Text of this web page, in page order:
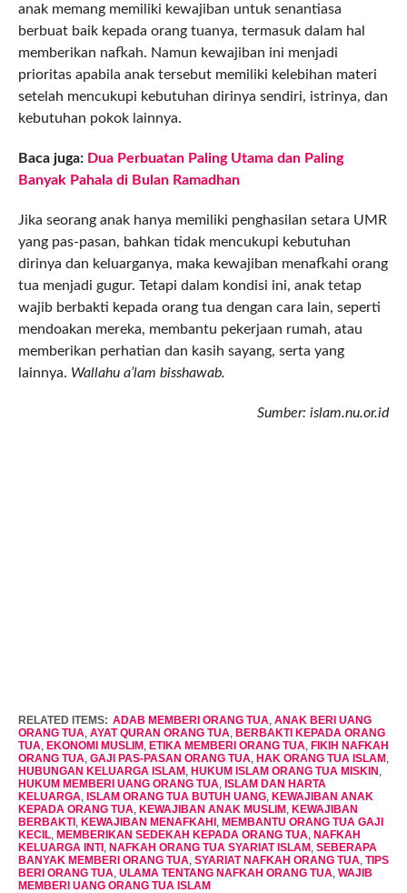
anak memang memiliki kewajiban untuk senantiasa
berbuat baik kepada orang tuanya, termasuk dalam hal
memberikan nafkah. Namun kewajiban ini menjadi
prioritas apabila anak tersebut memiliki kelebihan materi
setelah mencukupi kebutuhan dirinya sendiri, istrinya, dan
kebutuhan pokok lainnya.
Baca juga: Dua Perbuatan Paling Utama dan Paling
Banyak Pahala di Bulan Ramadhan
Jika seorang anak hanya memiliki penghasilan setara UMR
yang pas-pasan, bahkan tidak mencukupi kebutuhan
dirinya dan keluarganya, maka kewajiban menafkahi orang
tua menjadi gugur. Tetapi dalam kondisi ini, anak tetap
wajib berbakti kepada orang tua dengan cara lain, seperti
mendoakan mereka, membantu pekerjaan rumah, atau
memberikan perhatian dan kasih sayang, serta yang
lainnya. Wallahu a’lam bisshawab.
Sumber: islam.nu.or.id
RELATED ITEMS: ADAB MEMBERI ORANG TUA, ANAK BERI UANG
ORANG TUA, AYAT QURAN ORANG TUA, BERBAKTI KEPADA ORANG
TUA, EKONOMI MUSLIM , ETIKA MEMBERI ORANG TUA, FIKIH NAFKAH
ORANG TUA, GAJI PAS-PASAN ORANG TUA, HAK ORANG TUA ISLAM ,
HUBUNGAN KELUARGA ISLAM , HUKUM ISLAM ORANG TUA MISKIN ,
HUKUM MEMBERI UANG ORANG TUA, ISLAM DAN HARTA
KELUARGA, ISLAM ORANG TUA BUTUH UANG, KEWAJIBAN ANAK
KEPADA ORANG TUA, KEWAJIBAN ANAK MUSLIM , KEWAJIBAN
BERBAKTI , KEWAJIBAN MENAFKAHI , MEMBANTU ORANG TUA GAJI
KECIL, MEMBERIKAN SEDEKAH KEPADA ORANG TUA, NAFKAH
KELUARGA INTI , NAFKAH ORANG TUA SYARIAT ISLAM , SEBERAPA
BANYAK MEMBERI ORANG TUA, SYARIAT NAFKAH ORANG TUA, TIPS
BERI ORANG TUA, ULAMA TENTANG NAFKAH ORANG TUA, WAJIB
MEMBERI UANG ORANG TUA ISLAM